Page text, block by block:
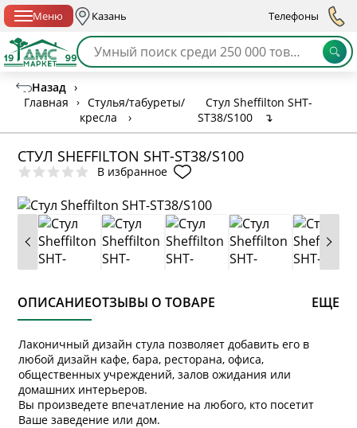
Меню Казань Телефоны
Назад ›
Главная
› Стулья/табуреты/
кресла
›
Стул Sheffilton SHT-
ST38/S100
↴
СТУЛ SHEFFILTON SHT-ST38/S100
В избранное
ОПИСАНИЕОТЗЫВЫ О ТОВАРЕ ЕЩЕ
Лаконичный дизайн cтула позволяет добавить его в
любой дизайн кафе, бара, ресторана, офиса,
общественных учреждений, залов ожидания или
домашних интерьеров.
Вы произведете впечатление на любого, кто посетит
Ваше заведение или дом.